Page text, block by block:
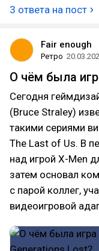
3 ответа на пост
Fair enough
Ретро
О чём была
Сегодня
(Bruce Straley)
такими сериями
The Last of Us. В
над игрой X-Men
затем основал
с парой коллег,
видеоигровой